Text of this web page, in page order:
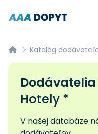
Katalóg
Hotely *
V našej databáze